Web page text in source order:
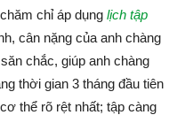
chỉ áp dụng lịch tập
cân nặng của anh chàng
chắc, giúp anh chàng
thời gian 3 tháng đầu tiên
thể rõ rệt nhất; tập càng